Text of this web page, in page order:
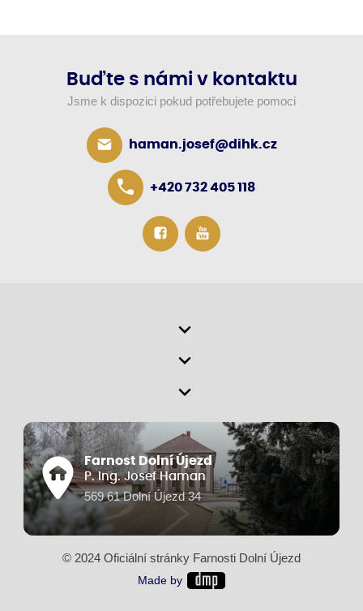
Buďte s námi v kontaktu
Jsme k dispozici pokud potřebujete pomoci
haman.josef@dihk.cz
+420 732 405 118
Farnost Dolní Újezd
P. Ing. Josef Haman
569 61 Dolní Újezd 34
© 2024 Oficiální stránky Farnosti Dolní Újezd
Made by